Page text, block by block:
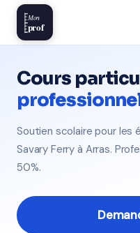
Mon
prof
Cours
Soutien scolaire pour les
Savary Ferry à Arras.
50%.